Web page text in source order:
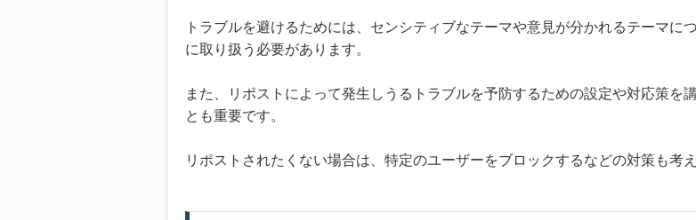
トラブルを避けるためには、センシティブなテーマや意見が分かれるテーマに
に取り扱う必要があります。
また、リポストによって発生しうるトラブルを予防するための設定や対応策を
とも重要です。
リポストされたくない場合は、特定のユーザーをブロックするなどの対策も考え